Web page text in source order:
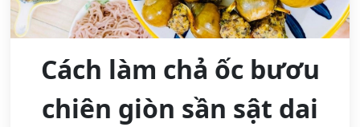
Cách làm chả ốc bươu
chiên giòn sần sật dai